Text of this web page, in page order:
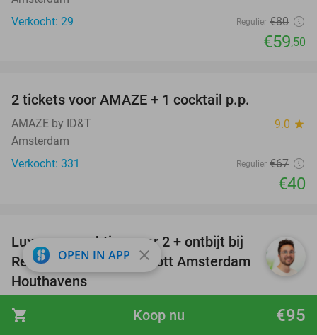
shopping_cart €95
Koop nu
Verkocht: 29
Regulier €80
€59,50
2 tickets voor AMAZE + 1 cocktail p.p.
AMAZE by ID&T 9.0 star
Amsterdam
Verkocht: 331
Regulier €67
€40
43%
Luxe overnachting voor 2 + ontbijt bij
Residence Inn by Marriott Amsterdam
Houthavens
Amsterdam
OPEN IN APP close